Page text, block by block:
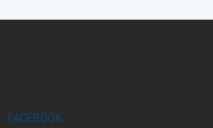
FACEBOOK